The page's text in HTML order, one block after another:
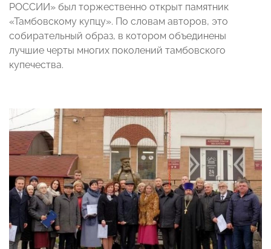
РОССИИ» был торжественно открыт памятник
«Тамбовскому купцу». По словам авторов, это
собирательный образ, в котором объединены
лучшие черты многих поколений тамбовского
купечества.